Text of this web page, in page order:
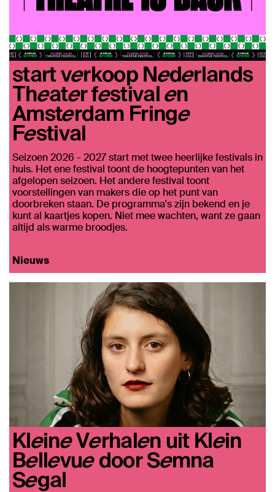
start verkoop Nederlands
Theater festival en
Amsterdam Fringe
Festival
Seizoen 2026 - 2027 start met twee heerlijke festivals in
huis. Het ene festival toont de hoogtepunten van het
afgelopen seizoen. Het andere festival toont
voorstellingen van makers die op het punt van
doorbreken staan. De programma's zijn bekend en je
kunt al kaartjes kopen. Niet mee wachten, want ze gaan
altijd als warme broodjes.
Nieuws
Kleine Verhalen uit Klein
Bellevue door Semna
Segal